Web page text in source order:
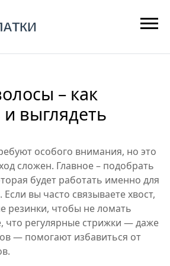
– как
выглядеть
особого внимания, но это
сложен. Главное – подобрать
будет работать именно для
вы часто связываете хвост,
резинки, чтобы не ломать
что регулярные стрижки — даже
— помогают избавиться от